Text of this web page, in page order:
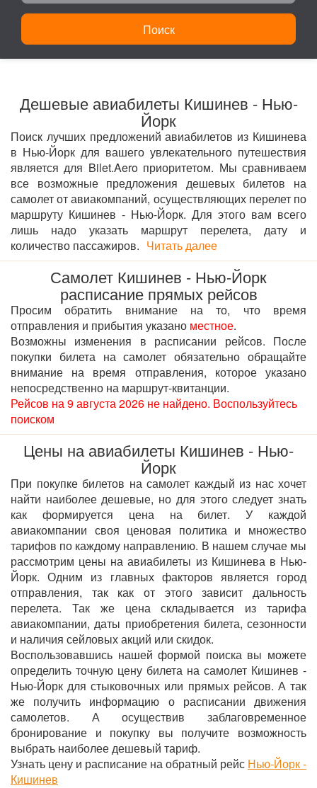
Поиск
Дешевые авиабилеты Кишинев - Нью-
Йорк
Поиск лучших предложений авиабилетов из Кишинева
в Нью-Йорк для вашего увлекательного путешествия
является для Bilet.Aero приоритетом. Мы сравниваем
все возможные предложения дешевых билетов на
самолет от авиакомпаний, осуществляющих перелет по
маршруту Кишинев - Нью-Йорк. Для этого вам всего
лишь надо указать маршрут перелета, дату и
количество пассажиров. Читать далее
Самолет Кишинев - Нью-Йорк
расписание прямых рейсов
Просим обратить внимание на то, что время
отправления и прибытия указано местное.
Возможны изменения в расписании рейсов. После
покупки билета на самолет обязательно обращайте
внимание на время отправления, которое указано
непосредственно на маршрут-квитанции.
Рейсов на 9 августа 2026 не найдено. Воспользуйтесь
поиском
Цены на авиабилеты Кишинев - Нью-
Йорк
При покупке билетов на самолет каждый из нас хочет
найти наиболее дешевые, но для этого следует знать
как формируется цена на билет. У каждой
авиакомпании своя ценовая политика и множество
тарифов по каждому направлению. В нашем случае мы
рассмотрим цены на авиабилеты из Кишинева в Нью-
Йорк. Одним из главных факторов является город
отправления, так как от этого зависит дальность
перелета. Так же цена складывается из тарифа
авиакомпании, даты приобретения билета, сезонности
и наличия сейловых акций или скидок.
Воспользовавшись нашей формой поиска вы можете
определить точную цену билета на самолет Кишинев -
Нью-Йорк для стыковочных или прямых рейсов. А так
же получить информацию о расписании движения
самолетов. А осуществив заблаговременное
бронирование и покупку вы получите возможность
выбрать наиболее дешевый тариф.
Узнать цену и расписание на обратный рейс Нью-Йорк -
Кишинев